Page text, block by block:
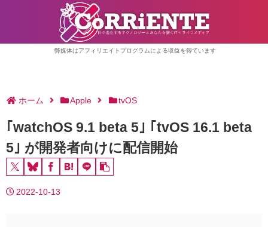
弊媒体はアフィリエイトプログラムによる収益を得ています
ホーム Apple tvOS
｢watchOS 9.1 beta 5｣ ｢tvOS 16.1 beta
5｣ が開発者向けに配信開始
2022-10-13